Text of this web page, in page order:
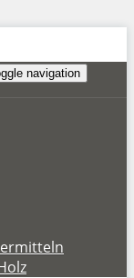
navigation